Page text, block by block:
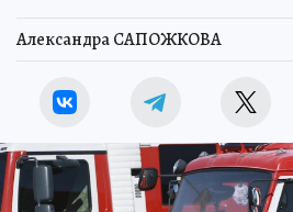
Александра САПОЖКОВА